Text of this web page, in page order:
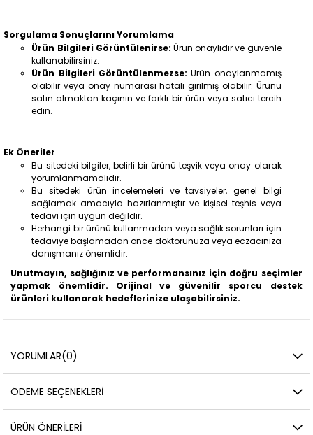
Sorgulama Sonuçlarını Yorumlama
Ürün Bilgileri Görüntülenirse: Ürün onaylıdır ve güvenle
kullanabilirsiniz.
Ürün Bilgileri Görüntülenmezse: Ürün onaylanmamış
olabilir veya onay numarası hatalı girilmiş olabilir. Ürünü
satın almaktan kaçının ve farklı bir ürün veya satıcı tercih
edin.
Ek Öneriler
Bu sitedeki bilgiler, belirli bir ürünü teşvik veya onay olarak
yorumlanmamalıdır.
Bu sitedeki ürün incelemeleri ve tavsiyeler, genel bilgi
sağlamak amacıyla hazırlanmıştır ve kişisel teşhis veya
tedavi için uygun değildir.
Herhangi bir ürünü kullanmadan veya sağlık sorunları için
tedaviye başlamadan önce doktorunuza veya eczacınıza
danışmanız önemlidir.
Unutmayın, sağlığınız ve performansınız için doğru seçimler
yapmak önemlidir. Orijinal ve güvenilir sporcu destek
ürünleri kullanarak hedeflerinize ulaşabilirsiniz.
YORUMLAR(0)
ÖDEME SEÇENEKLERI
ÜRÜN ÖNERILERI